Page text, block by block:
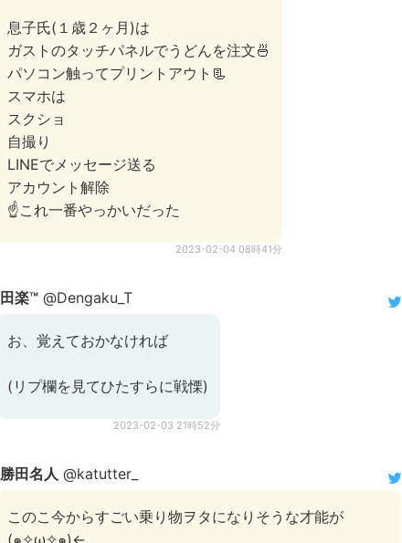
息子氏(１歳２ヶ月)は
ガストのタッチパネルでうどんを注文🍜
パソコン触ってプリントアウト📃
スマホは
スクショ
自撮り
LINEでメッセージ送る
アカウント解除
☝️これ一番やっかいだった
2023-02-04 08時41分
田楽™ @Dengaku_T
お、覚えておかなければ
(リプ欄を見てひたすらに戦慄)
2023-02-03 21時52分
勝田名人 @katutter_
このこ今からすごい乗り物ヲタになりそうな才能が
(๑✧ω✧๑)←